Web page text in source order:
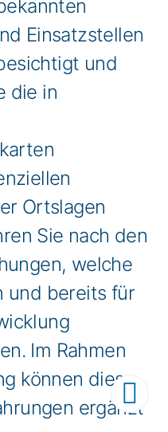
Einsatzstellen
und
die in
Ortslagen
Sie nach den
welche
und bereits für
Im Rahmen
können diese
ergänzt
